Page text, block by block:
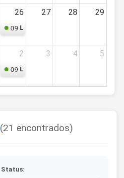
26
09
27 28 29
2
09
3 4 5
(21 encontrados)
Status: